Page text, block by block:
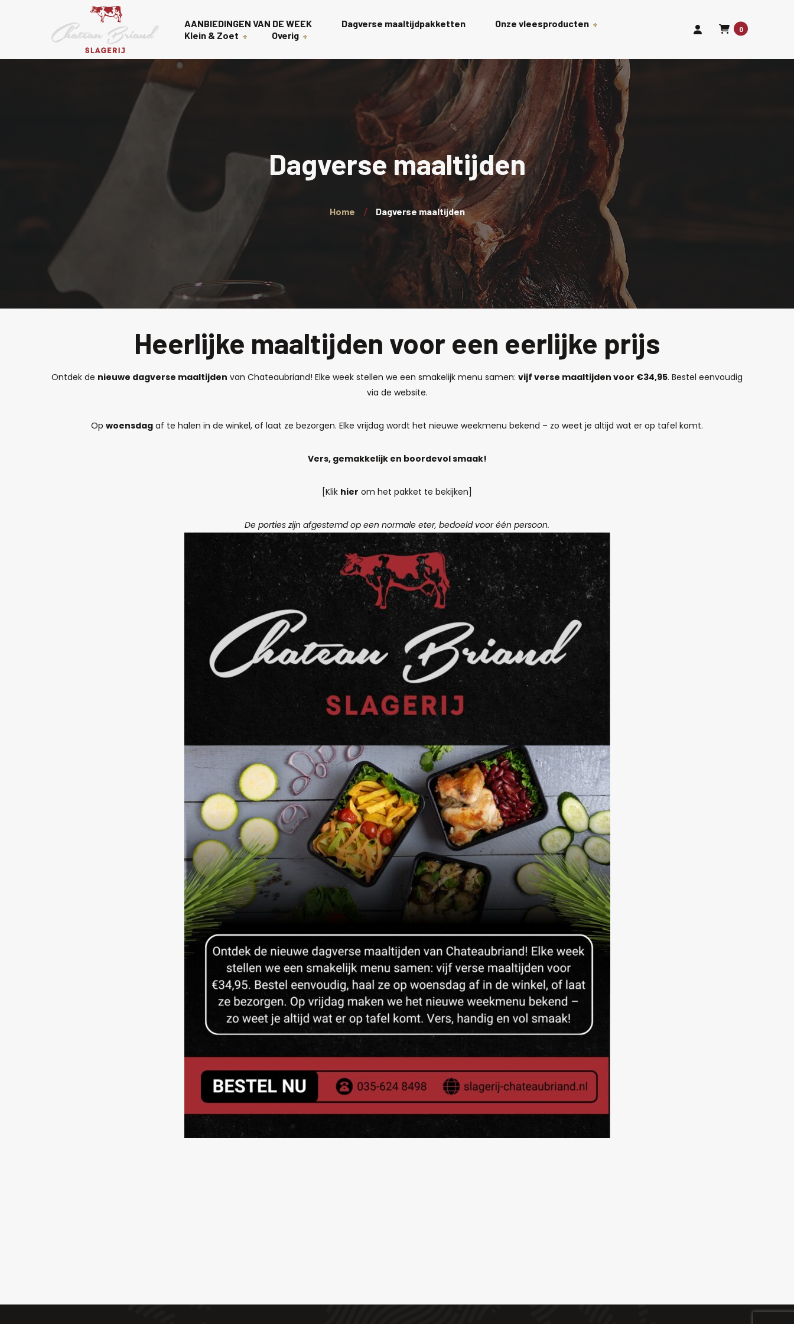
AANBIEDINGEN VAN DE WEEK Dagverse maaltijdpakketten Onze vleesproducten
Gourmet
Rollades
Charcuterie schalen
Wagyu
Kalkoen
Wellington’s
Klein & Zoet
Nagerechten
Overig
0
Dagverse maaltijden
Home Dagverse maaltijden
Heerlijke maaltijden voor een eerlijke prijs
Ontdek de nieuwe dagverse maaltijden van Chateaubriand! Elke week stellen we een smakelijk menu samen: vijf verse maaltijden voor €34,95. Bestel eenvoudig
via de website.
Op woensdag af te halen in de winkel, of laat ze bezorgen. Elke vrijdag wordt het nieuwe weekmenu bekend – zo weet je altijd wat er op tafel komt.
Vers, gemakkelijk en boordevol smaak!
[Klik hier om het pakket te bekijken]
De porties zijn afgestemd op een normale eter, bedoeld voor één persoon.